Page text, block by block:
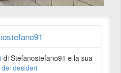
di Stefanostefano91 e la sua
desideri